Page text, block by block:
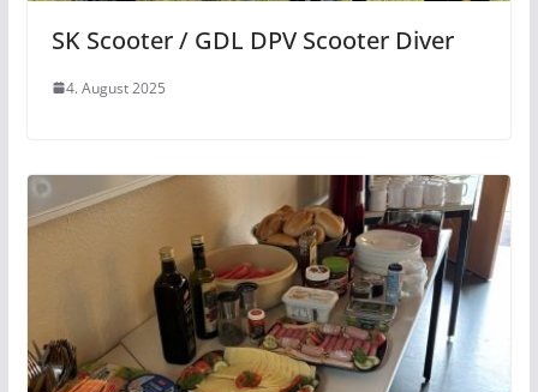
SK Scooter / GDL DPV Scooter Diver
4. August 2025